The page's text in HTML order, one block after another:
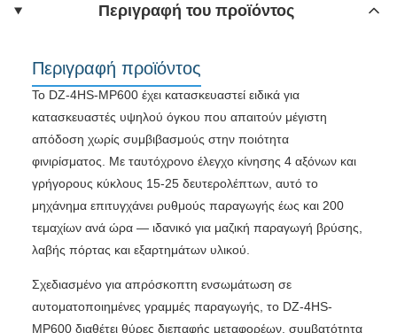
Περιγραφή του προϊόντος
Περιγραφή προϊόντος
Το DZ-4HS-MP600 έχει κατασκευαστεί ειδικά για
κατασκευαστές υψηλού όγκου που απαιτούν μέγιστη
απόδοση χωρίς συμβιβασμούς στην ποιότητα
φινιρίσματος. Με ταυτόχρονο έλεγχο κίνησης 4 αξόνων και
γρήγορους κύκλους 15-25 δευτερολέπτων, αυτό το
μηχάνημα επιτυγχάνει ρυθμούς παραγωγής έως και 200 ​​
τεμαχίων ανά ώρα — ιδανικό για μαζική παραγωγή βρύσης,
λαβής πόρτας και εξαρτημάτων υλικού.
Σχεδιασμένο για απρόσκοπτη ενσωμάτωση σε
αυτοματοποιημένες γραμμές παραγωγής, το DZ-4HS-
MP600 διαθέτει θύρες διεπαφής μεταφορέων, συμβατότητα